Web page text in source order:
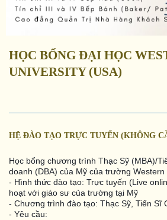
HỌC BỔNG ĐẠI HỌC
UNIVERSITY (USA)
HỆ ĐÀO TẠO TRỰC TUYẾN (KHÔNG
Học bổng chương trình Thạc Sỹ (MBA)/
doanh (DBA) của Mỹ của trường Western
- Hình thức đào tạo: Trực tuyến (Live
hoạt với giáo sư của trường tại Mỹ
- Chương trình đào tạo: Thạc Sỹ, Tiến Sĩ
- Yêu cầu: